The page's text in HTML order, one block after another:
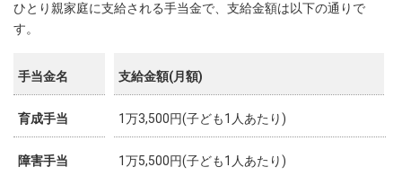
ひとり親家庭に支給される手当金で、支給金額は以下の通りで
す。
手当金名 支給金額(月額)
育成手当 1万3,500円(子ども1人あたり)
障害手当 1万5,500円(子ども1人あたり)